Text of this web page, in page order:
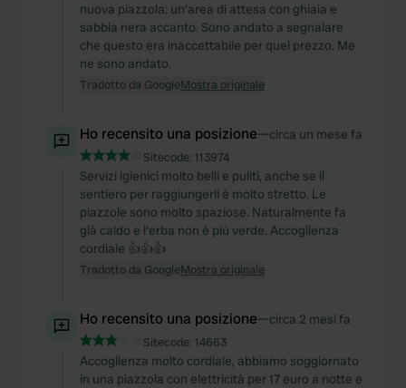
nuova piazzola: un'area di attesa con ghiaia e
sabbia nera accanto. Sono andato a segnalare
che questo era inaccettabile per quel prezzo. Me
ne sono andato.
Tradotto da GoogleMostra originale
Ho recensito una posizione—circa un mese fa
Sitecode: 113974
Servizi igienici molto belli e puliti, anche se il
sentiero per raggiungerli è molto stretto. Le
piazzole sono molto spaziose. Naturalmente fa
già caldo e l'erba non è più verde. Accoglienza
cordiale 👍👍👍
Tradotto da GoogleMostra originale
Ho recensito una posizione—circa 2 mesi fa
Sitecode: 14663
Accoglienza molto cordiale, abbiamo soggiornato
in una piazzola con elettricità per 17 euro a notte e